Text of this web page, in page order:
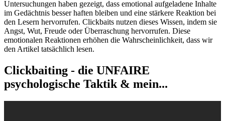
Untersuchungen haben gezeigt, dass emotional aufgeladene Inhalte
im Gedächtnis besser haften bleiben und eine stärkere Reaktion bei
den Lesern hervorrufen. Clickbaits nutzen dieses Wissen, indem sie
Angst, Wut, Freude oder Überraschung hervorrufen. Diese
emotionalen Reaktionen erhöhen die Wahrscheinlichkeit, dass wir
den Artikel tatsächlich lesen.
Clickbaiting - die UNFAIRE
psychologische Taktik & mein...